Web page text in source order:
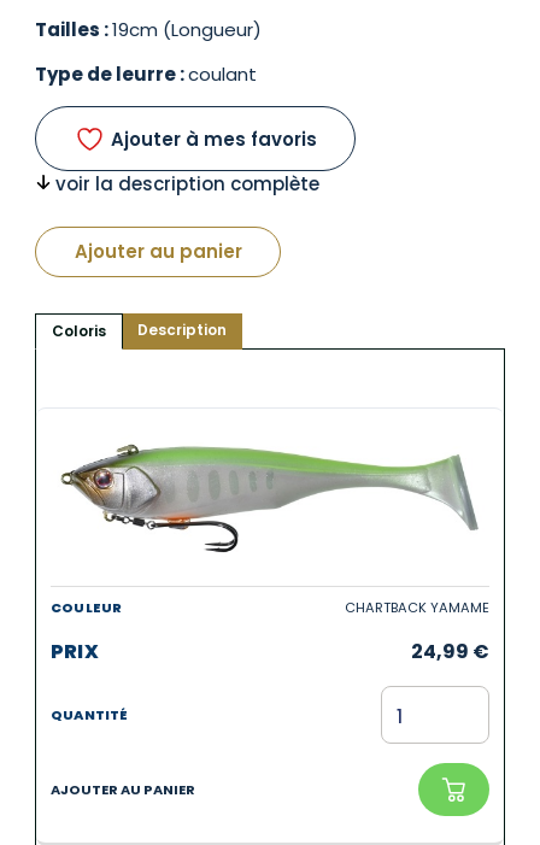
Tailles :19cm (Longueur)
Type de leurre :coulant
Ajouter à mes favoris
voir la description complète
Ajouter au panier
Coloris Description
CHARTBACK YAMAME
24,99 €